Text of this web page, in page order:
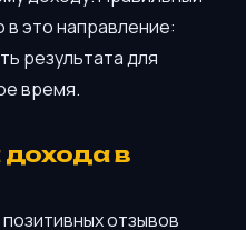
это направление:
результата для
время.
дохода в
отзывов